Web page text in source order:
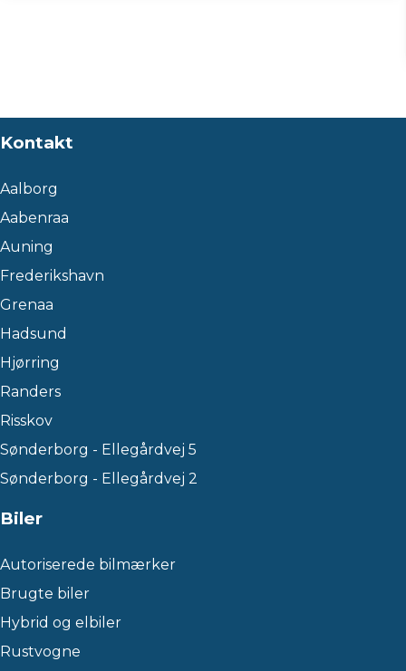
Kontakt
Aalborg
Aabenraa
Auning
Frederikshavn
Grenaa
Hadsund
Hjørring
Randers
Risskov
Sønderborg - Ellegårdvej 5
Sønderborg - Ellegårdvej 2
Biler
Autoriserede bilmærker
Brugte biler
Hybrid og elbiler
Rustvogne